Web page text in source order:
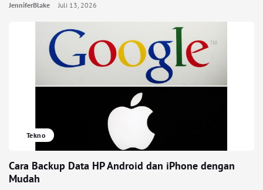
JenniferBlake Juli 13, 2026
Tekno
Cara Backup Data HP Android dan iPhone dengan
Mudah